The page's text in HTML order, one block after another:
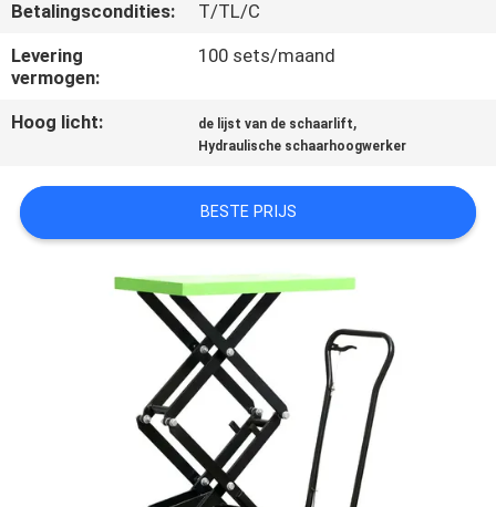
OFFERTE
PRIVACYBELEID
Betalingscondities:
T/TL/C
Levering
vermogen:
100 sets/maand
Hoog licht: de lijst van de schaarlift,
Hydraulische schaarhoogwerker
BESTE PRIJS